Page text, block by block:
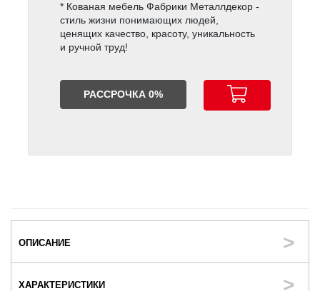
* Кованая мебель Фабрики Металлдекор -
стиль жизни понимающих людей,
ценящих качество, красоту, уникальность
и ручной труд!
РАССРОЧКА 0%
ОПИСАНИЕ
ХАРАКТЕРИСТИКИ